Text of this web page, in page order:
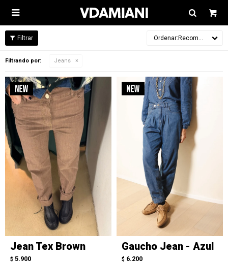

Recomendados
Filtrando por: Jeans
Jean Tex Brown
$ 5.900
Gaucho Jean - Azul
$ 6.200